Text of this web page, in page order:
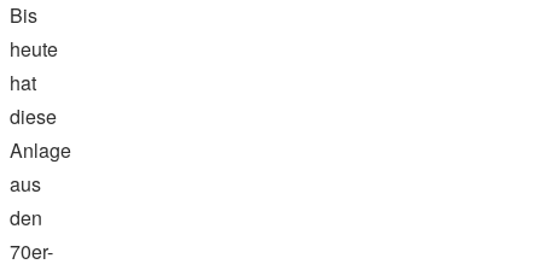
Bis
heute
hat
diese
Anlage
aus
den
70er-